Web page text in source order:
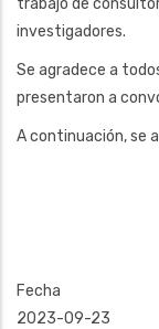
trabajo de
investigadores.
Se agradece a
presentaron a
A continuación, se
Fecha
2023-09-23